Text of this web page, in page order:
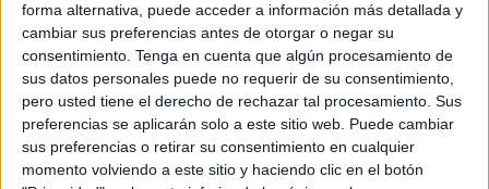
forma alternativa, puede acceder a información más detallada y
cambiar sus preferencias antes de otorgar o negar su
consentimiento. Tenga en cuenta que algún procesamiento de
sus datos personales puede no requerir de su consentimiento,
pero usted tiene el derecho de rechazar tal procesamiento. Sus
preferencias se aplicarán solo a este sitio web. Puede cambiar
sus preferencias o retirar su consentimiento en cualquier
momento volviendo a este sitio y haciendo clic en el botón
D’altra banda, Amazon Prime Video ofereix al
seu catàleg un total de 5.585 obres audiovisuals
(4.096 pel·lícules i 1.489 produccions seriades o
temporades) i les produccions europees
suposen el 34,3% del seu catàleg. L’altra
plataforma que assoleix la quota és Filmin, que